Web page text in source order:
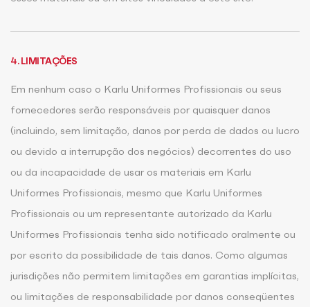
4. LIMITAÇÕES
Em nenhum caso o Karlu Uniformes Profissionais ou seus
fornecedores serão responsáveis por quaisquer danos
(incluindo, sem limitação, danos por perda de dados ou lucro
ou devido a interrupção dos negócios) decorrentes do uso
ou da incapacidade de usar os materiais em Karlu
Uniformes Profissionais, mesmo que Karlu Uniformes
Profissionais ou um representante autorizado da Karlu
Uniformes Profissionais tenha sido notificado oralmente ou
por escrito da possibilidade de tais danos. Como algumas
jurisdições não permitem limitações em garantias implícitas,
ou limitações de responsabilidade por danos conseqüentes